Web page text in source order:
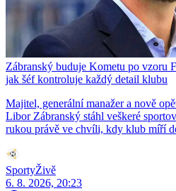
Zábranský buduje Kometu po vzoru
jak šéf kontroluje každý detail klubu
Majitel, generální manažer a nově
Libor Zábranský stáhl veškeré
rukou právě ve chvíli, kdy klub míří
SportyŽivě
6. 8. 2026, 20:23